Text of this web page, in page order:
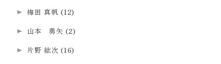
梅田 真帆 (12)
山本 勇矢 (2)
片野 紘次 (16)